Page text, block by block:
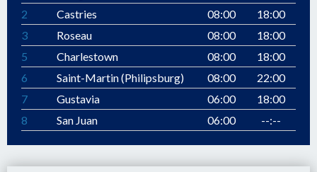
2
Castries 08:00
18:00
3
Roseau 08:00
18:00
5
Charlestown 08:00
18:00
6
Saint-Martin (Philipsburg) 08:00
22:00
7
Gustavia 06:00
18:00
8
San Juan 06:00 --:--